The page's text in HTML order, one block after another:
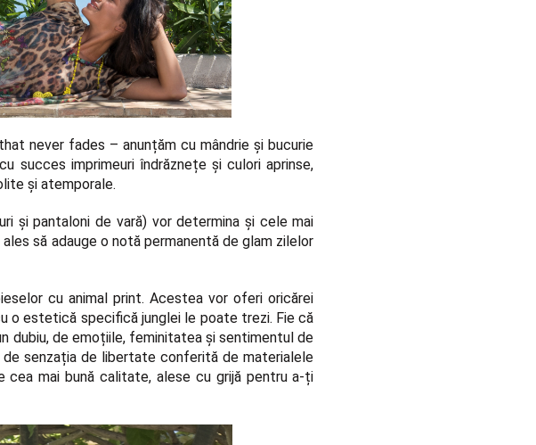
never fades – anunțăm cu mândrie și bucurie
succes imprimeuri îndrăznețe și culori aprinse,
și atemporale.
și pantaloni de vară) vor determina și cele mai
să adauge o notă permanentă de glam zilelor
cu animal print. Acestea vor oferi oricărei
o estetică specifică junglei le poate trezi. Fie că
dubiu, de emoțiile, feminitatea și sentimentul de
senzația de libertate conferită de materialele
mai bună calitate, alese cu grijă pentru a-ți